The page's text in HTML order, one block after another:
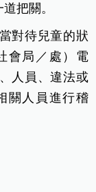
把關。
對待兒童的狀
會局／處）電
人員、違法或
關人員進行稽